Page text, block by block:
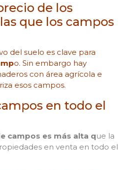
de los
que los campos
del suelo es clave para
o. Sin embargo hay
con área agrícola e
esos campos.
en todo el
campos es más alta que la
en venta en todo el